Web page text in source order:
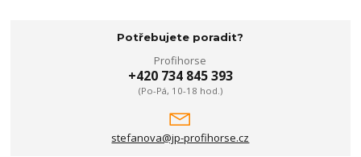
Potřebujete poradit?
Profihorse
+420 734 845 393
(Po-Pá, 10-18 hod.)
stefanova@jp-profihorse.cz